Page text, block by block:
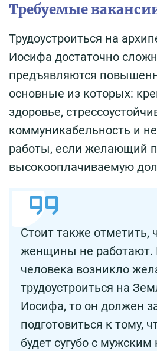
Требуемые
Трудоустроиться на
Иосифа достаточно
предъявляются
основные из которых:
здоровье,
коммуникабельность и
работы, если желающий
высокооплачиваемую
Стоит также отметить,
женщины не работают.
человека возникло
трудоустроиться на
Иосифа, то он должен
подготовиться к тому,
будет сугубо с